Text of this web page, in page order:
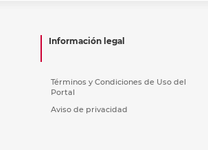
Información legal
Términos y Condiciones de Uso del
Portal
Aviso de privacidad